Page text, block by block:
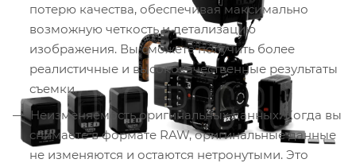
потерю качества, обеспечивая максимально
возможную четкость и детализацию
изображения. Вы сможете получить более
реалистичные и высококачественные результаты
съемки.
Неизменяемость оригинальных данных: Когда вы
снимаете в формате RAW, оригинальные данные
не изменяются и остаются нетронутыми. Это